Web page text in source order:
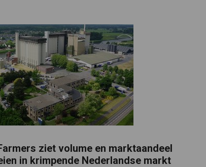
ziet volume en marktaandeel
in krimpende Nederlandse markt